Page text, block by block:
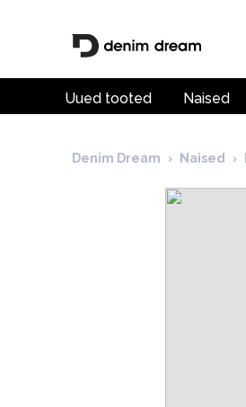
Uued tooted Naised
Denim Dream › Naised ›